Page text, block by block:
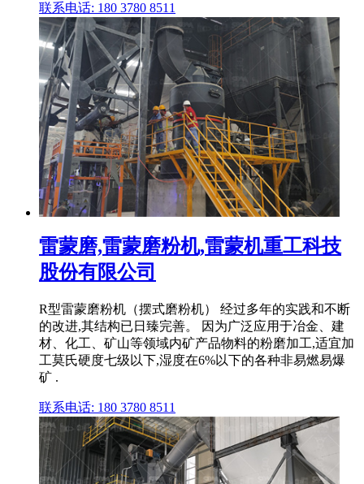
联系电话: 180 3780 8511
雷蒙磨,雷蒙磨粉机,雷蒙机重工科技
股份有限公司
R型雷蒙磨粉机（摆式磨粉机） 经过多年的实践和不断
的改进,其结构已日臻完善。 因为广泛应用于冶金、建
材、化工、矿山等领域内矿产品物料的粉磨加工,适宜加
工莫氏硬度七级以下,湿度在6%以下的各种非易燃易爆
矿 .
联系电话: 180 3780 8511